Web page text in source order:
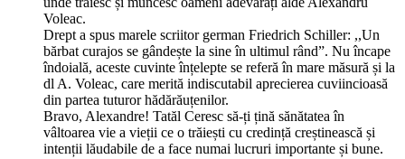
Voleac.
Drept a spus marele scriitor german Friedrich Schiller: ,,Un
bărbat curajos se gândește la sine în ultimul rând”. Nu încape
îndoială, aceste cuvinte înțelepte se referă în mare măsură și la
dl A. Voleac, care merită indiscutabil aprecierea cuviincioasă
din partea tuturor hădărăuțenilor.
Bravo, Alexandre! Tatăl Ceresc să-ți țină sănătatea în
vâltoarea vie a vieții ce o trăiești cu credință creștinească și
intenții lăudabile de a face numai lucruri importante și bune.